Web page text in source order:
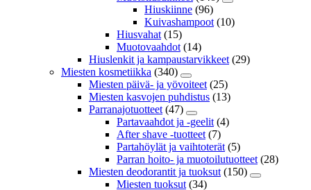
Hiuskiinne (96)
Kuivashampoot (10)
Hiusvahat (15)
Muotovaahdot (14)
Hiuslenkit ja kampaustarvikkeet (29)
Miesten kosmetiikka (340)
Miesten päivä- ja yövoiteet (25)
Miesten kasvojen puhdistus (13)
Parranajotuotteet (47)
Partavaahdot ja -geelit (4)
After shave -tuotteet (7)
Partahöylät ja vaihtoterät (5)
Parran hoito- ja muotoilutuotteet (28)
Miesten deodorantit ja tuoksut (150)
Miesten tuoksut (34)